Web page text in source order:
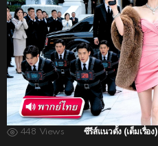
448 Views ซีรีส์แนวตั้ง (เต็มเรื่อง)